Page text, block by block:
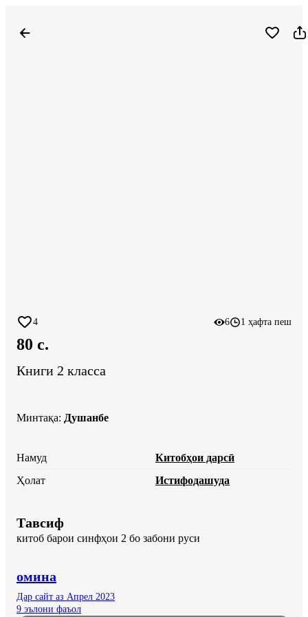
4 6 1 ҳафта пеш
80 c.
Книги 2 класса
Минтақа: Душанбе
Намуд
Китобҳои дарсӣ
Ҳолат
Истифодашуда
Тавсиф
китоб барои синфҳои 2 бо забони руси
омина
Дар сайт аз Апрел 2023
9 эълони фаъол